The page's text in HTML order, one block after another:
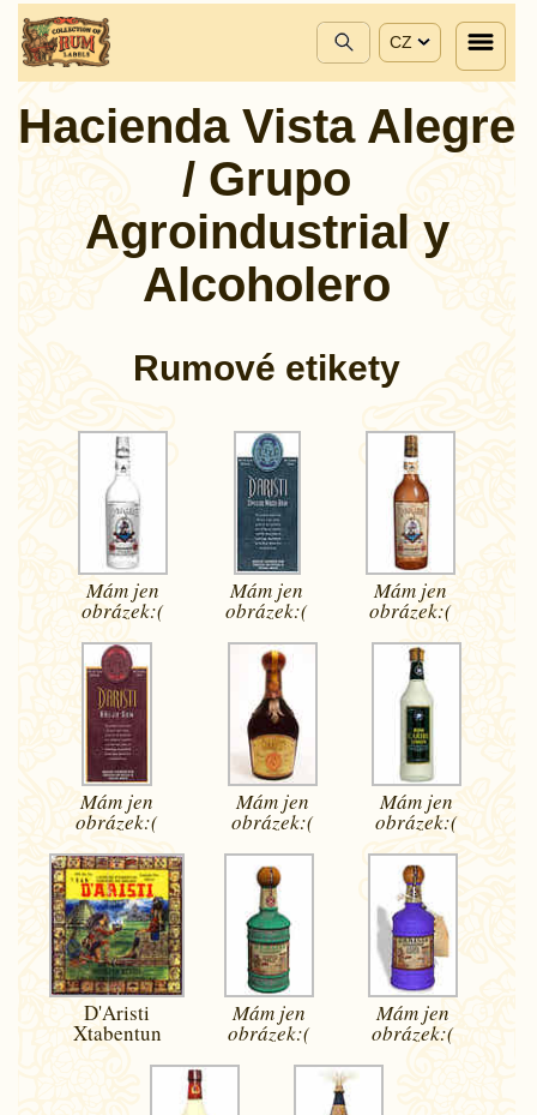
CZ
Hacienda Vista Alegre
/ Grupo
Agroindustrial y
Alcoholero
Rumové etikety
Mám jen
obrázek:(
Mám jen
obrázek:(
Mám jen
obrázek:(
Mám jen
obrázek:(
Mám jen
obrázek:(
Mám jen
obrázek:(
D'Aristi
Xtabentun
Mám jen
obrázek:(
Mám jen
obrázek:(